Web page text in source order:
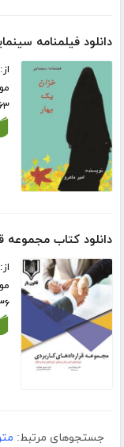
دانلود فیلمنامه
از:
۱۶۳
دانلود کتاب مجموعه
از:
۳۳۶
جستجوهای مرتبط: